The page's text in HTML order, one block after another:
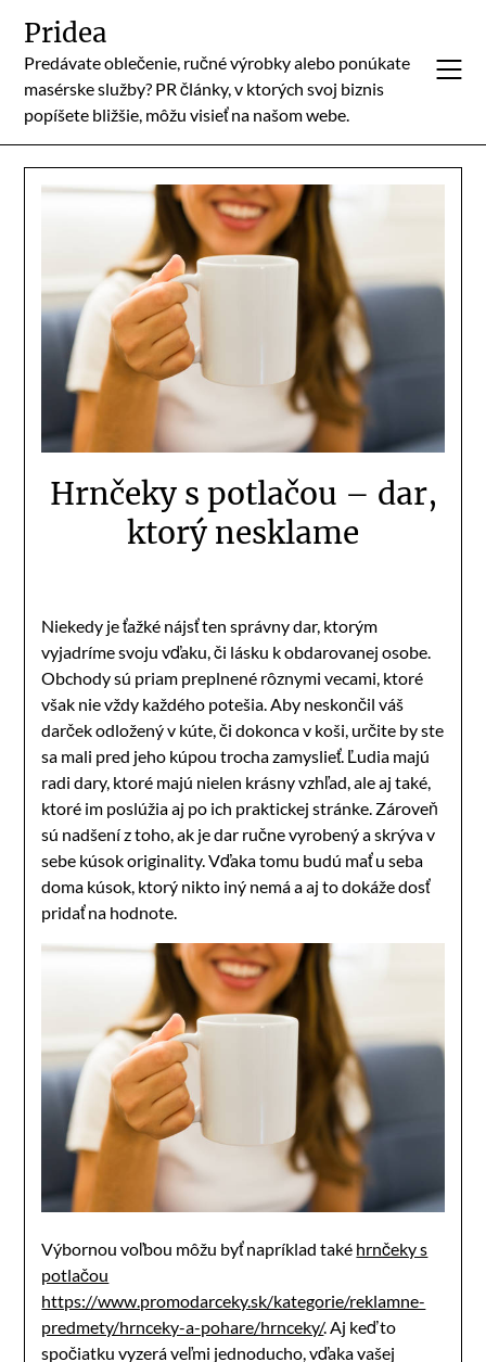
content
Pridea
Predávate oblečenie, ručné výrobky alebo ponúkate
masérske služby? PR články, v ktorých svoj biznis
popíšete bližšie, môžu visieť na našom webe.
Hrnčeky s potlačou – dar,
ktorý nesklame
Niekedy je ťažké nájsť ten správny dar, ktorým
vyjadríme svoju vďaku, či lásku k obdarovanej osobe.
Obchody sú priam preplnené rôznymi vecami, ktoré
však nie vždy každého potešia. Aby neskončil váš
darček odložený v kúte, či dokonca v koši, určite by ste
sa mali pred jeho kúpou trocha zamyslieť. Ľudia majú
radi dary, ktoré majú nielen krásny vzhľad, ale aj také,
ktoré im poslúžia aj po ich praktickej stránke. Zároveň
sú nadšení z toho, ak je dar ručne vyrobený a skrýva v
sebe kúsok originality. Vďaka tomu budú mať u seba
doma kúsok, ktorý nikto iný nemá a aj to dokáže dosť
pridať na hodnote.
Výbornou voľbou môžu byť napríklad také hrnčeky s
potlačou
https://www.promodarceky.sk/kategorie/reklamne-
predmety/hrnceky-a-pohare/hrnceky/. Aj keď to
spočiatku vyzerá veľmi jednoducho, vďaka vašej